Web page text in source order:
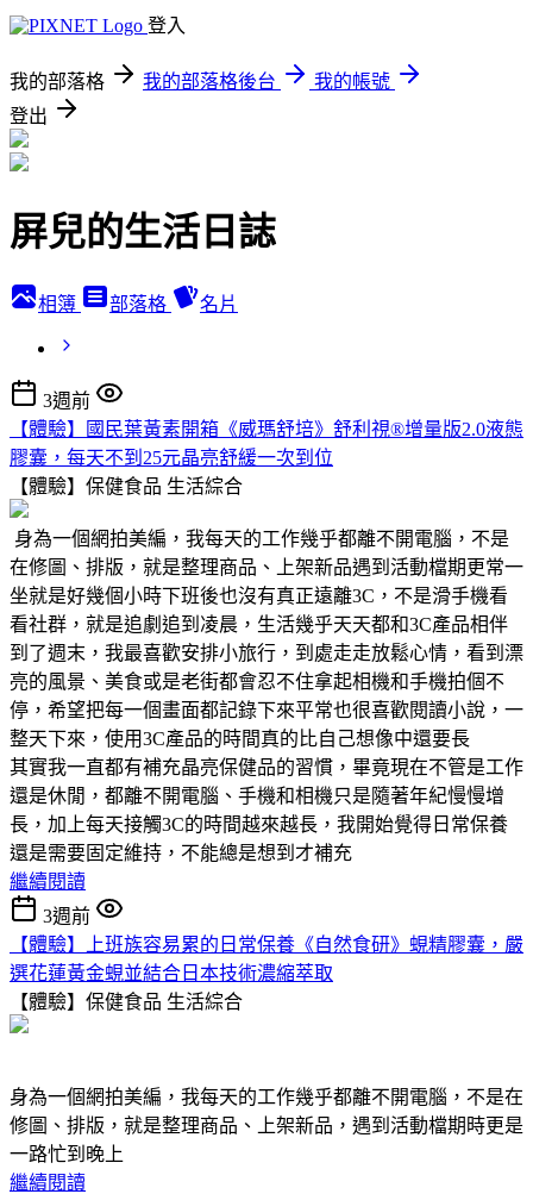
登入
我的部落格 我的部落格後台
我的帳號
登出
屏兒的生活日誌
相簿 部落格 名片
3週前
【體驗】國民葉黃素開箱《威瑪舒培》舒利視®增量版2.0液態
膠囊，每天不到25元晶亮舒緩一次到位
【體驗】保健食品 生活綜合
身為一個網拍美編，我每天的工作幾乎都離不開電腦，不是
在修圖、排版，就是整理商品、上架新品遇到活動檔期更常一
坐就是好幾個小時下班後也沒有真正遠離3C，不是滑手機看
看社群，就是追劇追到凌晨，生活幾乎天天都和3C產品相伴
到了週末，我最喜歡安排小旅行，到處走走放鬆心情，看到漂
亮的風景、美食或是老街都會忍不住拿起相機和手機拍個不
停，希望把每一個畫面都記錄下來平常也很喜歡閱讀小說，一
整天下來，使用3C產品的時間真的比自己想像中還要長
其實我一直都有補充晶亮保健品的習慣，畢竟現在不管是工作
還是休閒，都離不開電腦、手機和相機只是隨著年紀慢慢增
長，加上每天接觸3C的時間越來越長，我開始覺得日常保養
還是需要固定維持，不能總是想到才補充
繼續閱讀
3週前
【體驗】上班族容易累的日常保養《自然食研》蜆精膠囊，嚴
選花蓮黃金蜆並結合日本技術濃縮萃取
【體驗】保健食品 生活綜合
身為一個網拍美編，我每天的工作幾乎都離不開電腦，不是在
修圖、排版，就是整理商品、上架新品，遇到活動檔期時更是
一路忙到晚上
繼續閱讀